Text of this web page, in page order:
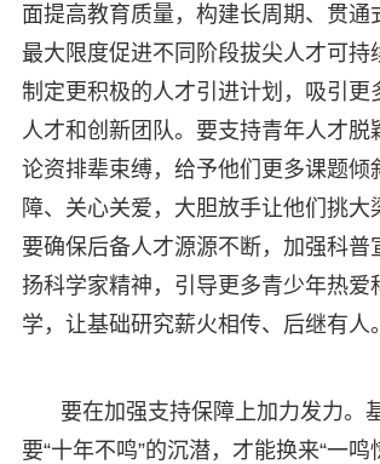
面提高教育质量，构建长周期、贯通
最大限度促进不同阶段拔尖人才可持
制定更积极的人才引进计划，吸引更
人才和创新团队。要支持青年人才脱
论资排辈束缚，给予他们更多课题倾
障、关心关爱，大胆放手让他们挑大
要确保后备人才源源不断，加强科普
扬科学家精神，引导更多青少年热爱
学，让基础研究薪火相传、后继有人。
要在加强支持保障上加力发力。
要“十年不鸣”的沉潜，才能换来“一鸣